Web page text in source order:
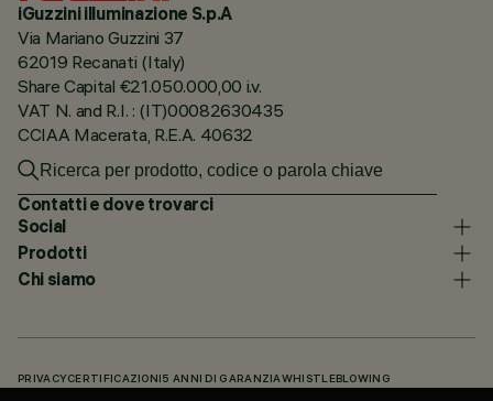
iGuzzini illuminazione S.p.A
Via Mariano Guzzini 37
62019 Recanati (Italy)
Share Capital €21.050.000,00 i.v.
VAT N. and R.I. : (IT)00082630435
CCIAA Macerata, R.E.A. 40632
Contatti e dove trovarci
Social
Prodotti
Chi siamo
PRIVACY CERTIFICAZIONI 5 ANNI DI GARANZIAWHISTLEBLOWING